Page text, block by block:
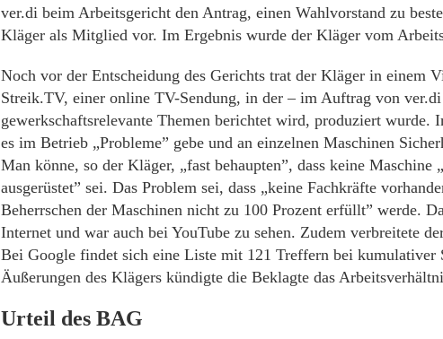
ver.di beim Arbeitsgericht den Antrag, einen Wahlvorstand zu
Kläger als Mitglied vor. Im Ergebnis wurde der Kläger vom
Noch vor der Entscheidung des Gerichts trat der Kläger in einem
Streik.TV, einer online TV-Sendung, in der – im Auftrag von
gewerkschaftsrelevante Themen berichtet wird, produziert wurde.
es im Betrieb „Probleme” gebe und an einzelnen Maschinen
Man könne, so der Kläger, „fast behaupten”, dass keine Maschine
ausgerüstet” sei. Das Problem sei, dass „keine Fachkräfte
Beherrschen der Maschinen nicht zu 100 Prozent erfüllt” werde.
Internet und war auch bei YouTube zu sehen. Zudem verbreitete
Bei Google findet sich eine Liste mit 121 Treffern bei kumulativer
Äußerungen des Klägers kündigte die Beklagte das
Urteil des BAG